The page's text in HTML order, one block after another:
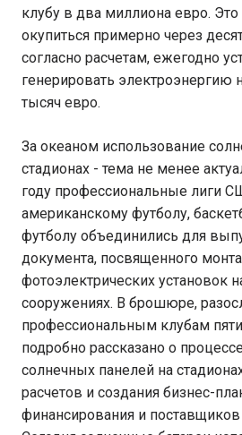
клубу в два миллиона евро.
окупиться примерно через
согласно расчетам, ежегодно
генерировать электроэнергию
тысяч евро.
За океаном использование
стадионах - тема не менее
году профессиональные лиги
американскому футболу,
футболу объединились для
документа, посвященного
фотоэлектрических установок
сооружениях. В брошюре,
профессиональным клубам
подробно рассказано о
солнечных панелей на
расчетов и создания бизнес-
финансирования и